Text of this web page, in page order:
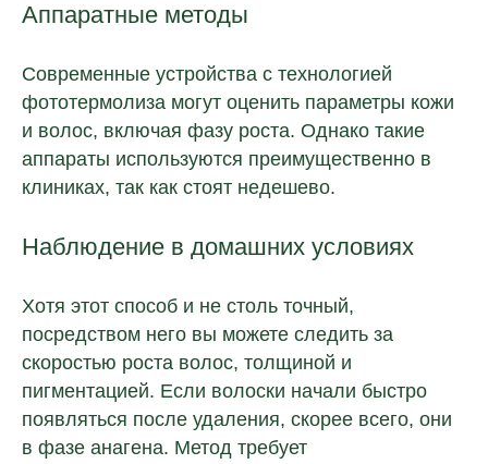
Аппаратные методы
Современные устройства с технологией
фототермолиза могут оценить параметры кожи
и волос, включая фазу роста. Однако такие
аппараты используются преимущественно в
клиниках, так как стоят недешево.
Наблюдение в домашних условиях
Хотя этот способ и не столь точный,
посредством него вы можете следить за
скоростью роста волос, толщиной и
пигментацией. Если волоски начали быстро
появляться после удаления, скорее всего, они
в фазе анагена. Метод требует